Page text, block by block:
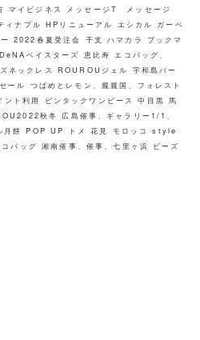
マイビジネス
メッセージT メッセージ
ィナブル HPリニューアル エシカル ガーベ
2022春夏受注会 干支 ハマカラ
ブックマ
ベイスターズ 恵比寿 エコバッグ、
ネックレス ROUROUジェル 宇和島パー
ール つばめとレモン、朧朧国、フォレスト
ント利用 ピンタックワンピース 中目黒 馬
秋冬 広島催事、ギャラリー1/1、
月餅 POP UP トメ 花見 モロッコ style
バッグ 湘南催事、催事、七里ヶ浜 ビーズ